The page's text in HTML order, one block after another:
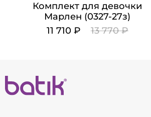
Комплект для девочки
Марлен (0327-27з)
11 710 ₽
13 770 ₽